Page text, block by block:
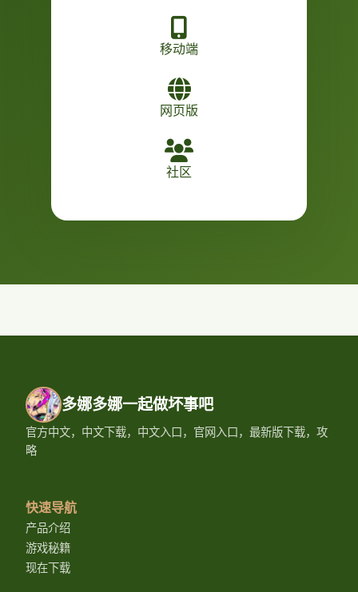
移动端
网页版
社区
多娜多娜一起做坏事吧
官方中文，中文下载，中文入口，官网入口，最新版下载，攻
略
快速导航
产品介绍
游戏秘籍
现在下载